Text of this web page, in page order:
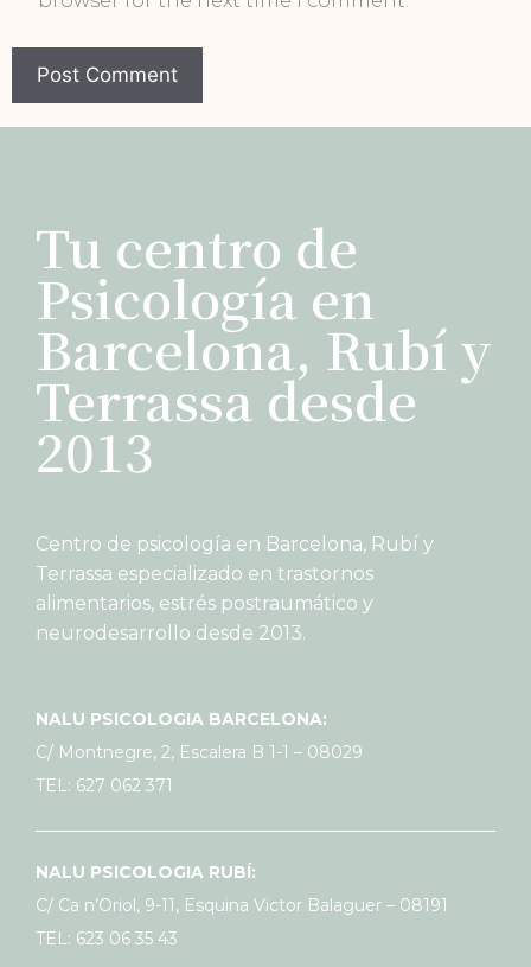
Tu centro de
Psicología en
Barcelona, Rubí y
Terrassa desde
2013
Centro de psicología en Barcelona, Rubí y
Terrassa especializado en trastornos
alimentarios, estrés postraumático y
neurodesarrollo desde 2013.
NALU PSICOLOGIA BARCELONA:
C/ Montnegre, 2, Escalera B 1-1 – 08029
TEL: 627 062 371
NALU PSICOLOGIA RUBÍ:
C/ Ca n’Oriol, 9-11, Esquina Victor Balaguer – 08191
TEL: 623 06 35 43